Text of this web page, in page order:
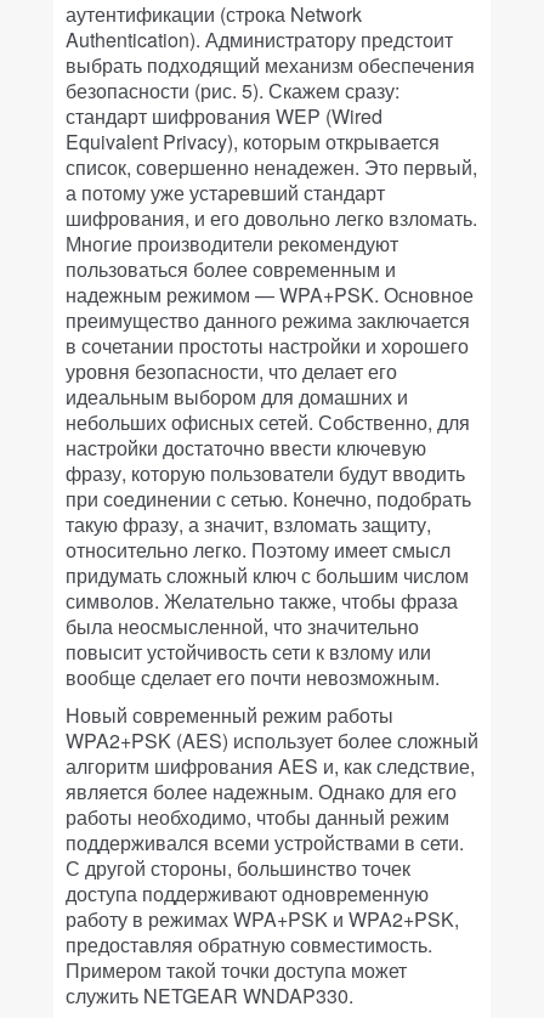
аутентификации (строка Network
Authentication). Администратору предстоит
выбрать подходящий механизм обеспечения
безопасности (рис. 5). Скажем сразу:
стандарт шифрования WEP (Wired
Equivalent Privacy), которым открывается
список, совершенно ненадежен. Это первый,
а потому уже устаревший стандарт
шифрования, и его довольно легко взломать.
Многие производители рекомендуют
пользоваться более современным и
надежным режимом — WPA+PSK. Основное
преимущество данного режима заключается
в сочетании простоты настройки и хорошего
уровня безопасности, что делает его
идеальным выбором для домашних и
небольших офисных сетей. Собственно, для
настройки достаточно ввести ключевую
фразу, которую пользователи будут вводить
при соединении с сетью. Конечно, подобрать
такую фразу, а значит, взломать защиту,
относительно легко. Поэтому имеет смысл
придумать сложный ключ с большим числом
символов. Желательно также, чтобы фраза
была неосмысленной, что значительно
повысит устойчивость сети к взлому или
вообще сделает его почти невозможным.
Новый современный режим работы
WPA2+PSK (AES) использует более сложный
алгоритм шифрования AES и, как следствие,
является более надежным. Однако для его
работы необходимо, чтобы данный режим
поддерживался всеми устройствами в сети.
С другой стороны, большинство точек
доступа поддерживают одновременную
работу в режимах WPA+PSK и WPA2+PSK,
предоставляя обратную совместимость.
Примером такой точки доступа может
служить NETGEAR WNDAP330.